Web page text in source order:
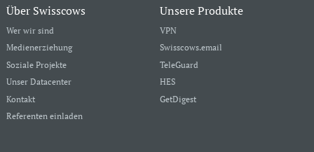
Über Swisscows
Wer wir sind
Medienerziehung
Soziale Projekte
Unser Datacenter
Kontakt
Referenten einladen
Unsere Produkte
VPN
Swisscows.email
TeleGuard
HES
GetDigest